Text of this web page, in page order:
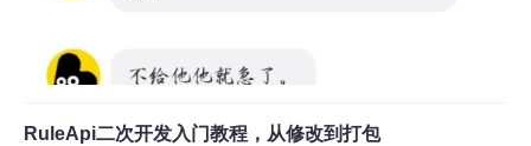
RuleApi二次开发入门教程，从修改到打包